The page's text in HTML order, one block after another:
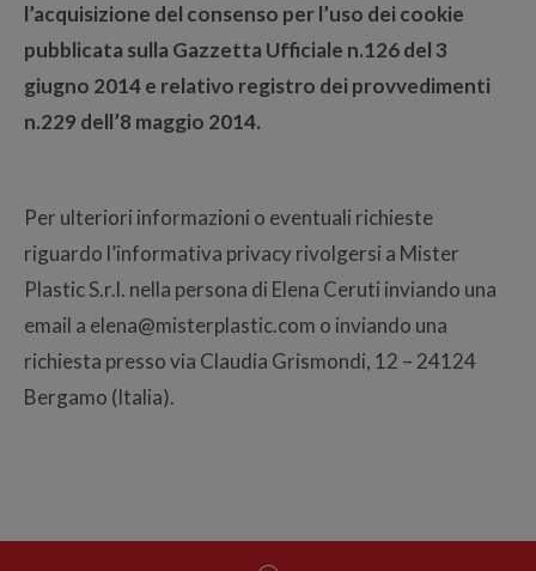
l’acquisizione del consenso per l’uso dei cookie
pubblicata sulla Gazzetta Ufficiale n.126 del 3
giugno 2014 e relativo registro dei provvedimenti
n.229 dell’8 maggio 2014.
Per ulteriori informazioni o eventuali richieste
riguardo l’informativa privacy rivolgersi a Mister
Plastic S.r.l. nella persona di Elena Ceruti inviando una
email a elena@misterplastic.com o inviando una
richiesta presso via Claudia Grismondi, 12 – 24124
Bergamo (Italia).